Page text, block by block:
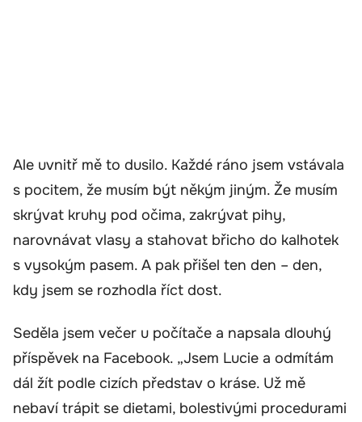
Ale uvnitř mě to dusilo. Každé ráno jsem vstávala
s pocitem, že musím být někým jiným. Že musím
skrývat kruhy pod očima, zakrývat pihy,
narovnávat vlasy a stahovat břicho do kalhotek
s vysokým pasem. A pak přišel ten den – den,
kdy jsem se rozhodla říct dost.
Seděla jsem večer u počítače a napsala dlouhý
příspěvek na Facebook. „Jsem Lucie a odmítám
dál žít podle cizích představ o kráse. Už mě
nebaví trápit se dietami, bolestivými procedurami